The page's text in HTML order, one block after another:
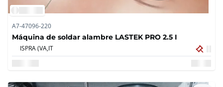
A7-47096-220
Máquina de soldar alambre LASTEK PRO 2.5 I
ISPRA (VA,IT